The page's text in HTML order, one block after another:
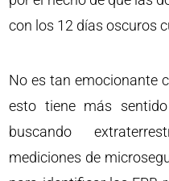
con los 12 días oscuros
No es tan emocionante
esto tiene más
buscando
mediciones de